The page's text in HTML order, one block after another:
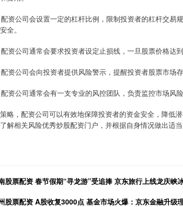
资公司会设置一定的杠杆比例，限制投资者的杠杆交易
全。
资公司通常会要求投资者设定止损线，一旦股票价格达
资公司会向投资者提供风险警示，提醒投资者股票市场
资公司通常会有一支专业的风控团队，负责监控市场风
略，配资公司可以有效地保障投资者的资金安全，降低
解相关风险优秀炒股配资门户，并根据自身情况做出适当
股票配资 春节假期“寻龙游”受追捧 京东旅行上线龙庆峡
股票配资 A股收复3000点 基金市场火爆：京东金融升级